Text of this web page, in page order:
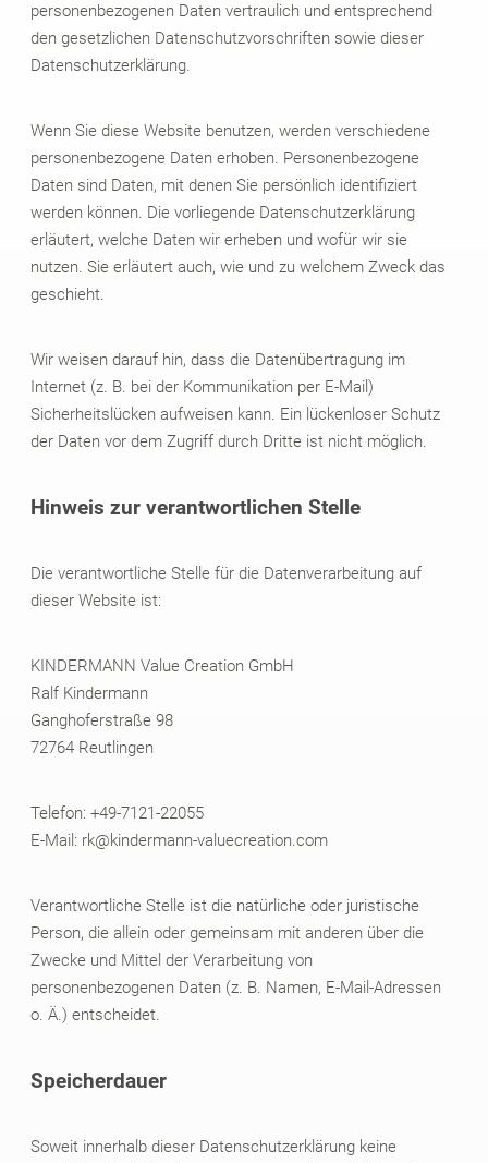
personenbezogenen Daten vertraulich und entsprechend
den gesetzlichen Datenschutzvorschriften sowie dieser
Datenschutzerklärung.
Wenn Sie diese Website benutzen, werden verschiedene
personenbezogene Daten erhoben. Personenbezogene
Daten sind Daten, mit denen Sie persönlich identifiziert
werden können. Die vorliegende Datenschutzerklärung
erläutert, welche Daten wir erheben und wofür wir sie
nutzen. Sie erläutert auch, wie und zu welchem Zweck das
geschieht.
Wir weisen darauf hin, dass die Datenübertragung im
Internet (z. B. bei der Kommunikation per E-Mail)
Sicherheitslücken aufweisen kann. Ein lückenloser Schutz
der Daten vor dem Zugriff durch Dritte ist nicht möglich.
Hinweis zur verantwortlichen Stelle
Die verantwortliche Stelle für die Datenverarbeitung auf
dieser Website ist:
KINDERMANN Value Creation GmbH
Ralf Kindermann
Ganghoferstraße 98
72764 Reutlingen
Telefon: +49-7121-22055
E-Mail: rk@kindermann-valuecreation.com
Verantwortliche Stelle ist die natürliche oder juristische
Person, die allein oder gemeinsam mit anderen über die
Zwecke und Mittel der Verarbeitung von
personenbezogenen Daten (z. B. Namen, E-Mail-Adressen
o. Ä.) entscheidet.
Speicherdauer
Soweit innerhalb dieser Datenschutzerklärung keine